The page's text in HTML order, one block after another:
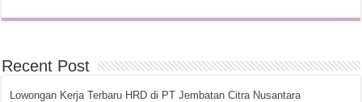
Recent Post
Lowongan Kerja Terbaru HRD di PT Jembatan Citra Nusantara